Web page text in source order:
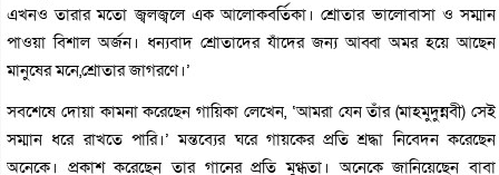
এখনও তারার মতো জ্বলজ্বলে এক আলোকবর্তিকা। শ্রোতার ভালোবাসা ও সম্মান
পাওয়া বিশাল অর্জন। ধন্যবাদ শ্রোতাদের যাঁদের জন্য আব্বা অমর হয়ে আছেন
মানুষের মনে,শ্রোতার জাগরণে।’
সবশেষে দোয়া কামনা করেছেন গায়িকা লেখেন, ‘আমরা যেন তাঁর (মাহমুদুন্নবী) সেই
সম্মান ধরে রাখতে পারি।’ মন্তব্যের ঘরে গায়কের প্রতি শ্রদ্ধা নিবেদন করেছেন
অনেকে। প্রকাশ করেছেন তার গানের প্রতি মুগ্ধতা। অনেকে জানিয়েছেন বাবা